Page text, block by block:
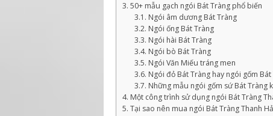
3. 50+ mẫu gạch ngói Bát Tràng phổ biến
3.1. Ngói âm dương Bát Tràng
3.2. Ngói ống Bát Tràng
3.3. Ngói hài Bát Tràng
3.4. Ngói bò Bát Tràng
3.5. Ngói Văn Miếu tráng men
3.6. Ngói đỏ Bát Tràng hay ngói gốm Bát
3.7. Những mẫu ngói gốm sứ Bát Tràng
4. Một công trình sử dụng ngói Bát Tràng
5. Tại sao nên mua ngói Bát Tràng Thanh